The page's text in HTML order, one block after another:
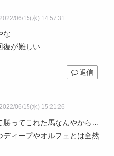
06/15(水) 14:57:31
な
復が難しい
返信
06/15(水) 15:21:26
勝ってこれた馬なんやから…
ディープやオルフェとは全然